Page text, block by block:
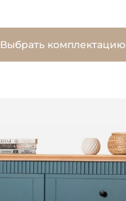
Выбрать комплектацию